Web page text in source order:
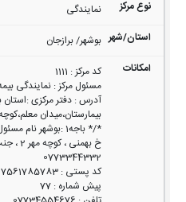
نمایندگی
بوشهر/ برازجان
کد مرکز:
1111
مسئول مرکز:نمایندگی
آدرس:دفتر مرکزی
*/* باجه1 :بوشهر
0773344332
کد پستی :
7561785783
پیش شماره :
77